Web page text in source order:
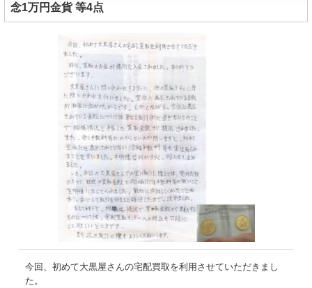
念1万円金貨 等4点
今回、初めて大黒屋さんの宅配買取を利用させていただきまし
た。